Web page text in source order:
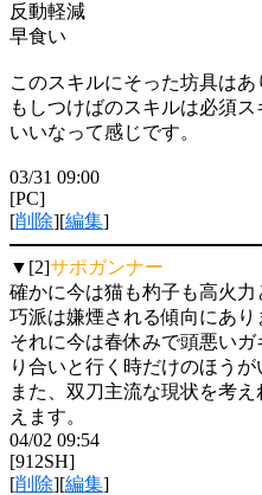
反動軽減
早食い
このスキルにそった坊具はあ
もしつけばのスキルは必須
いいなって感じです。
03/31 09:00
[PC]
[削除][編集]
▼[2]サポガンナー
確かに今は猫も杓子も高火
巧派は嫌煙される傾向にあり
それに今は春休みで頭悪い
り合いと行く時だけのほうが
また、双刀主流な現状を考
えます。
04/02 09:54
[912SH]
[削除][編集]